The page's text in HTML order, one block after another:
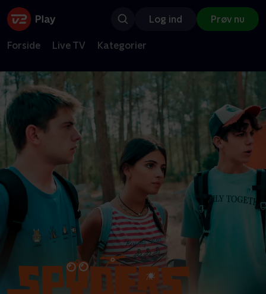
Log ind Prøv nu
Forside Live TV Kategorier